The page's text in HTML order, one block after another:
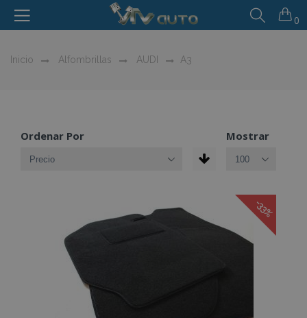
0
Inicio Alfombrillas AUDI A3
Ordenar Por Mostrar
-33%